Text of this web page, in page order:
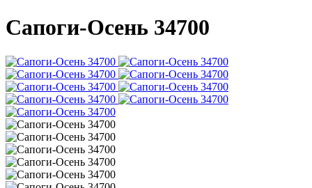
Сапоги-Осень 34700